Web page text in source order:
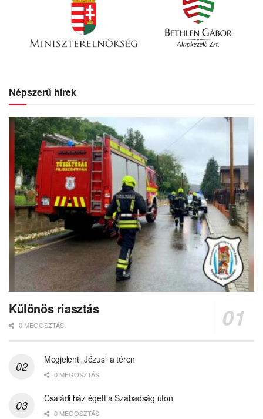
Népszerű hírek
Különös riasztás
0 MEGOSZTÁS
Megjelent „Jézus” a téren
0 MEGOSZTÁS
Családi ház égett a Szabadság úton
0 MEGOSZTÁS